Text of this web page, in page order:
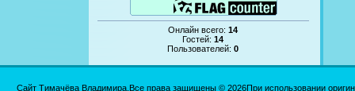
Онлайн всего:14
Гостей:14
Пользователей:0
Сайт Тимачёва Владимира.Все права защищены © 2026При использовании